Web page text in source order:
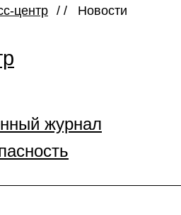
центр / / Новости
журнал